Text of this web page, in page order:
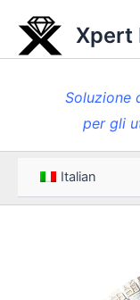
contenuto
Xpert
Soluzione
per gli
Italian